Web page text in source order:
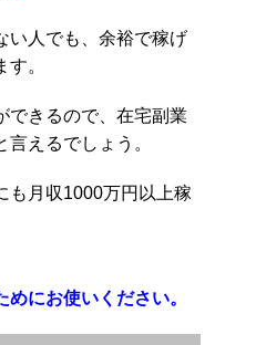
い人でも、余裕で稼げ
。
できるので、在宅副業
えるでしょう。
も月収1000万円以上稼
にお使いください。